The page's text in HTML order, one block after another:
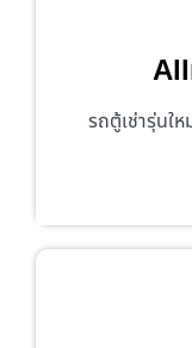
รถตู้เช่ารุ่นใ